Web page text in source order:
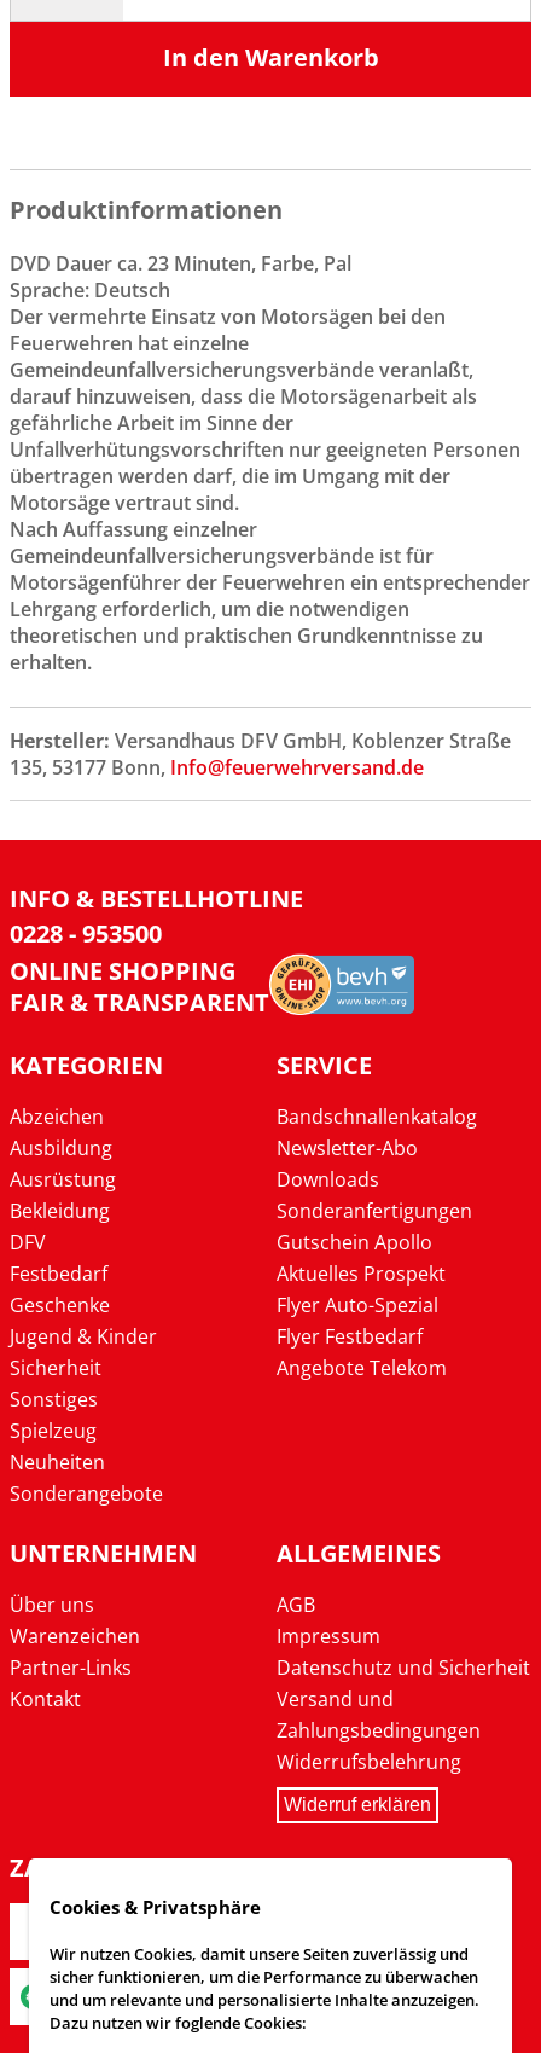
In den Warenkorb
Produktinformationen
DVD Dauer ca. 23 Minuten, Farbe, Pal
Sprache: Deutsch
Der vermehrte Einsatz von Motorsägen bei den
Feuerwehren hat einzelne
Gemeindeunfallversicherungsverbände veranlaßt,
darauf hinzuweisen, dass die Motorsägenarbeit als
gefährliche Arbeit im Sinne der
Unfallverhütungsvorschriften nur geeigneten Personen
übertragen werden darf, die im Umgang mit der
Motorsäge vertraut sind.
Nach Auffassung einzelner
Gemeindeunfallversicherungsverbände ist für
Motorsägenführer der Feuerwehren ein entsprechender
Lehrgang erforderlich, um die notwendigen
theoretischen und praktischen Grundkenntnisse zu
erhalten.
Hersteller: Versandhaus DFV GmbH, Koblenzer Straße
135, 53177 Bonn, Info@feuerwehrversand.de
INFO & BESTELLHOTLINE
0228 - 953500
ONLINE SHOPPING
FAIR & TRANSPARENT
KATEGORIEN
Abzeichen
Ausbildung
Ausrüstung
Bekleidung
DFV
Festbedarf
Geschenke
Jugend & Kinder
Sicherheit
Sonstiges
Spielzeug
Neuheiten
Sonderangebote
SERVICE
Bandschnallenkatalog
Newsletter-Abo
Downloads
Sonderanfertigungen
Gutschein Apollo
Aktuelles Prospekt
Flyer Auto-Spezial
Flyer Festbedarf
Angebote Telekom
UNTERNEHMEN
Über uns
Warenzeichen
Partner-Links
Kontakt
ALLGEMEINES
AGB
Impressum
Datenschutz und Sicherheit
Versand und
Zahlungsbedingungen
Widerrufsbelehrung
Widerruf erklären
ZAHLARTEN
Cookies & Privatsphäre
Wir nutzen Cookies, damit unsere Seiten zuverlässig und
sicher funktionieren, um die Performance zu überwachen
und um relevante und personalisierte Inhalte anzuzeigen.
Dazu nutzen wir foglende Cookies: